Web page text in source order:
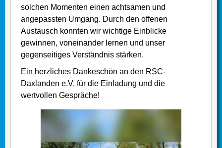
solchen Momenten einen achtsamen und
angepassten Umgang. Durch den offenen
Austausch konnten wir wichtige Einblicke
gewinnen, voneinander lernen und unser
gegenseitiges Verständnis stärken.
Ein herzliches Dankeschön an den RSC-
Daxlanden e.V. für die Einladung und die
wertvollen Gespräche!